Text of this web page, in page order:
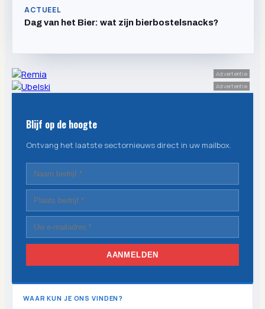
ACTUEEL
Dag van het Bier: wat zijn bierbostelsnacks?
Advertentie
Advertentie
Blijf op de hoogte
Ontvang het laatste sectornieuws direct in uw mailbox.
AANMELDEN
WAAR KUN JE ONS VINDEN?